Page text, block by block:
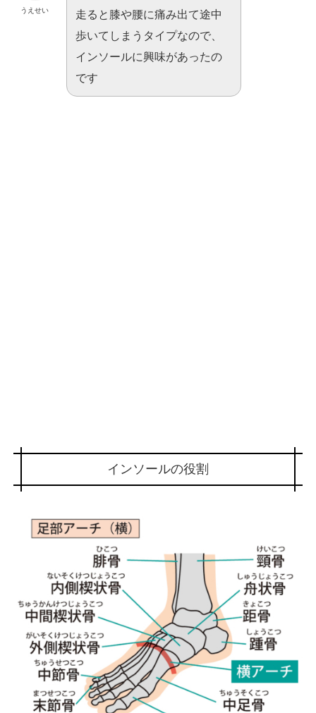
うえせい
走ると膝や腰に痛み出て途中
歩いてしまうタイプなので、
インソールに興味があったの
です
インソールの役割